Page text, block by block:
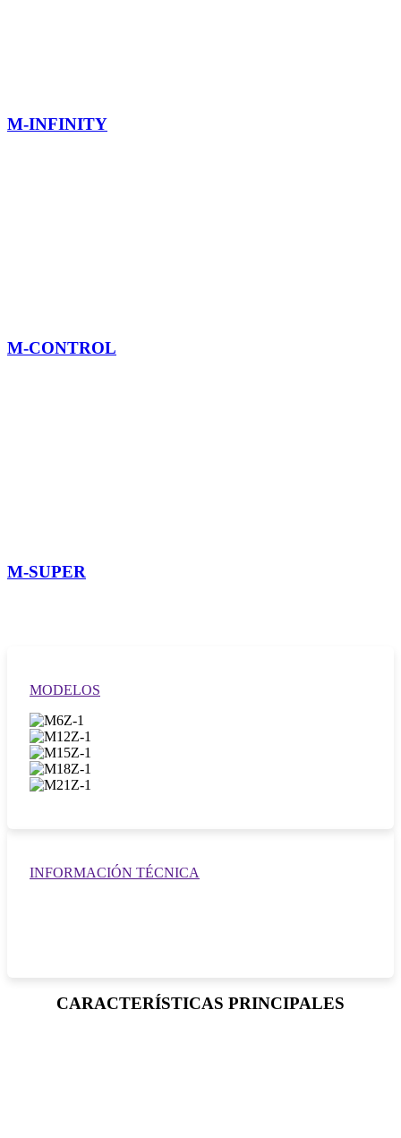
M-INFINITY
M-CONTROL
M-SUPER
MODELOS
INFORMACIÓN TÉCNICA
CARACTERÍSTICAS PRINCIPALES